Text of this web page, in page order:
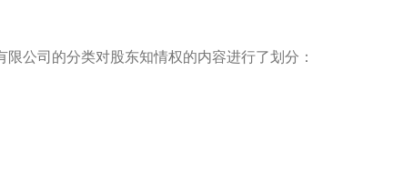
公司的分类对股东知情权的内容进行了划分：